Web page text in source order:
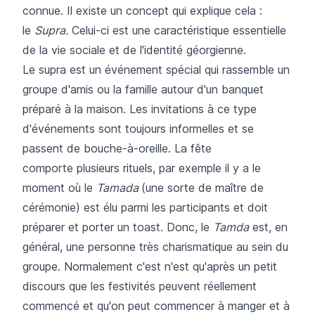
connue. Il existe un concept qui explique cela :
le Supra. Celui-ci est une caractéristique essentielle
de la vie sociale et de l'identité géorgienne.
Le supra est un événement spécial qui rassemble un
groupe d'amis ou la famille autour d'un banquet
préparé à la maison. Les invitations à ce type
d'événements sont toujours informelles et se
passent de bouche-à-oreille. La fête
comporte plusieurs rituels, par exemple il y a le
moment où le Tamada (une sorte de maître de
cérémonie) est élu parmi les participants et doit
préparer et porter un toast. Donc, le Tamdaest, en
général, une personne très charismatique au sein du
groupe. Normalement c'est n'est qu'après un petit
discours que les festivités peuvent réellement
commencé et qu'on peut commencer à manger et à